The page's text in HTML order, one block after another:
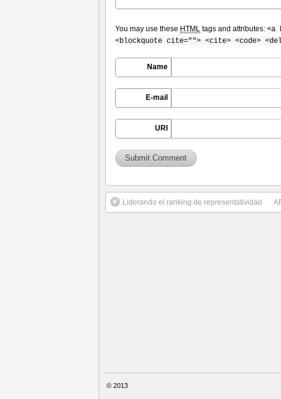
You may use these HTML tags and attributes: <a
<blockquote cite=""> <cite> <code>
Name
E-mail
URI
Liderando el ranking de representatividad
© 2013